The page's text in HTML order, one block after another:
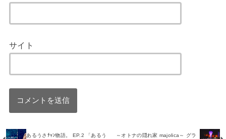
サイト
あるうさﾁｬﾝ物語。 EP.2 「あるう
～オトナの隠れ家 majolica～ グラ